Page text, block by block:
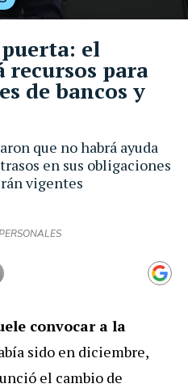
que no habrá ayuda
en sus obligaciones
vigentes
el
recursos para
de bancos y
convocar a la
sido en diciembre,
el cambio de